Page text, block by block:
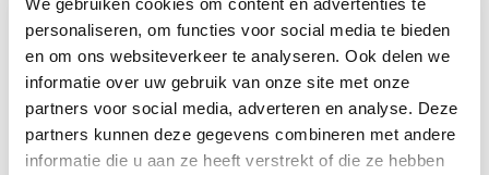
personaliseren, om functies voor social media te bieden
en om ons websiteverkeer te analyseren. Ook delen we
informatie over uw gebruik van onze site met onze
partners voor social media, adverteren en analyse. Deze
partners kunnen deze gegevens combineren met andere
informatie die u aan ze heeft verstrekt of die ze hebben